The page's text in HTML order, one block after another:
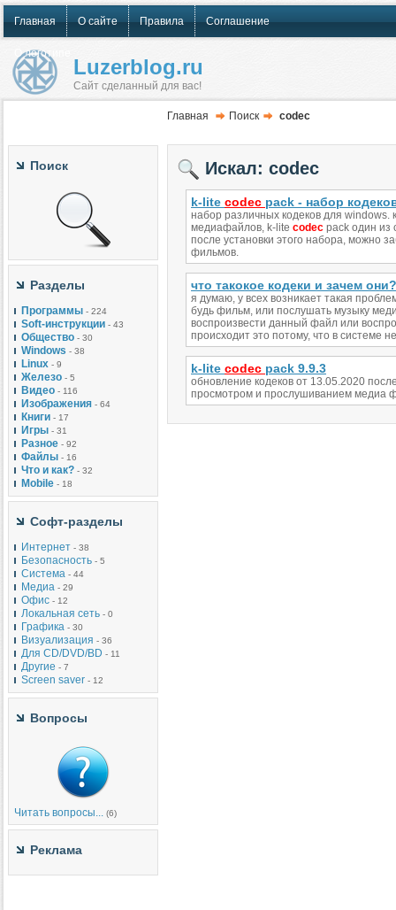
Главная О сайте Правила Соглашение
О логотипе
Luzerblog.ru
Сайт сделанный для вас!
Поиск
Разделы
Программы - 224
Soft-инструкции - 43
Общество - 30
Windows - 38
Linux - 9
Железо - 5
Видео - 116
Изображения - 64
Книги - 17
Игры - 31
Разное - 92
Файлы - 16
Что и как? - 32
Mobile - 18
Софт-разделы
Интернет - 38
Безопасность - 5
Система - 44
Медиа - 29
Офис - 12
Локальная сеть - 0
Графика - 30
Визуализация - 36
Для CD/DVD/BD - 11
Другие - 7
Screen saver - 12
Вопросы
Читать вопросы... (6)
Реклама
Главная Поиск codec
Искал: codec
k-lite codec pack - набор
набор различных кодеков для windows.
медиафайлов, k-lite codec pack один из
после установки этого набора, можно
фильмов.
что такокое кодеки и зачем они?
я думаю, у всех возникает такая
будь фильм, или послушать музыку
воспроизвести данный файл или
происходит это потому, что в системе
k-lite codec pack 9.9.3
обновление кодеков от 13.05.2020
просмотром и прослушиванием медиа